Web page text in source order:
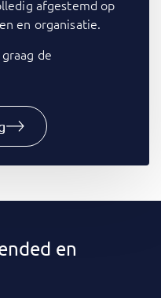
afgestemd op
en organisatie.
de
en